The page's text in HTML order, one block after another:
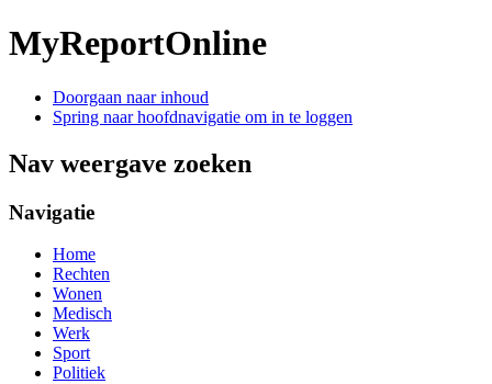
MyReportOnline
Doorgaan naar inhoud
Spring naar hoofdnavigatie om in te loggen
Nav weergave zoeken
Navigatie
Home
Rechten
Wonen
Medisch
Werk
Sport
Politiek